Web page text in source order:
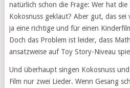
natürlich schon die Frage: Wer hat
Kokosnuss geklaut? Aber gut, das
ja eine richtige und für einen
Doch das Problem ist leider, dass
ansatzweise auf Toy Story-Niveau
Und überhaupt singen Kokosnuss
Film nur zwei Lieder. Wenn Gesang